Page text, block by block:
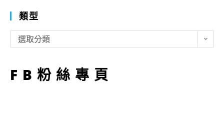
類型
型
選取分類
FB粉絲專頁